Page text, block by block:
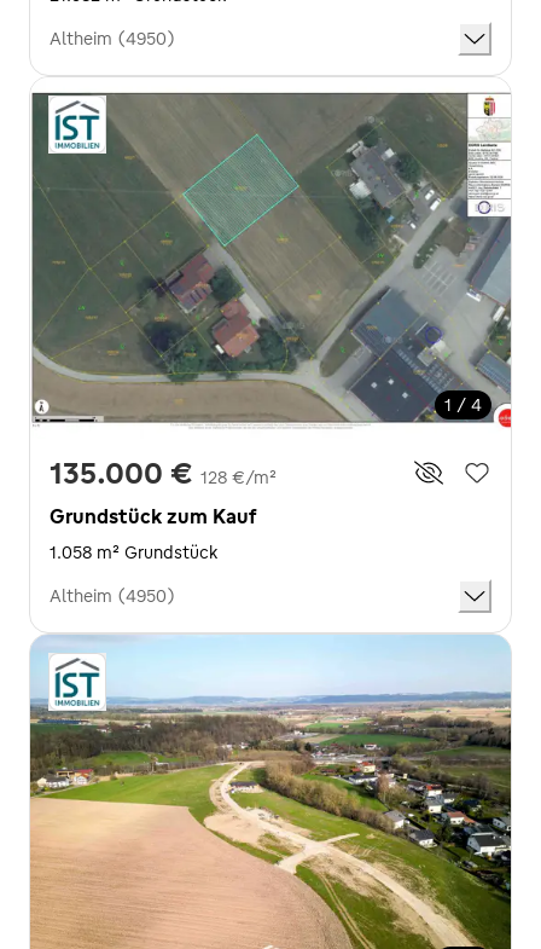
Altheim (4950)
1 / 4
135.000 € 128 €/m²
Grundstück zum Kauf
1.058 m² Grundstück
Altheim (4950)